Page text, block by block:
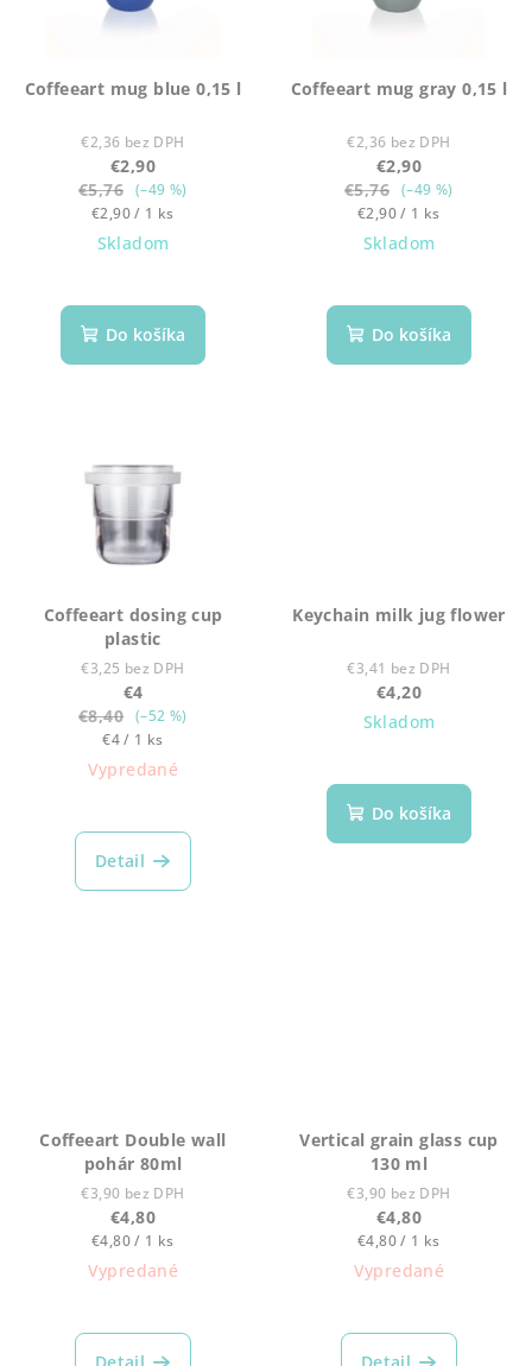
kCoffeeart mug blue 0,15 l
€2,36 bez DPH
€2,90
€5,76 (–49 %)
Jednotková
cena:
€2,90 / 1 ks
Skladom
Do košíka
Coffeeart mug gray 0,15 l
€2,36 bez DPH
€2,90
€5,76 (–49 %)
Jednotková
cena:
€2,90 / 1 ks
Skladom
Do košíka
Coffeeart dosing cup
plastic
€3,25 bez DPH
€4
€8,40 (–52 %)
Jednotková
cena:
€4 / 1 ks
Vypredané
Detail
Keychain milk jug flower
€3,41 bez DPH
€4,20
Skladom
Do košíka
Coffeeart Double wall
pohár 80ml
€3,90 bez DPH
€4,80
Jednotková
cena:
€4,80 / 1 ks
Vypredané
Vertical grain glass cup
130 ml
€3,90 bez DPH
€4,80
Jednotková
cena:
€4,80 / 1 ks
Vypredané